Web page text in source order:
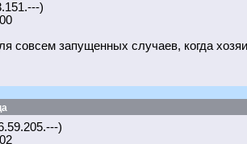
)
совсем запущенных случаев, когда
)